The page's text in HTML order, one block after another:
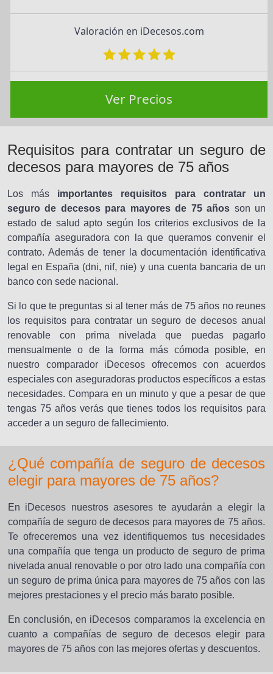
Valoración en iDecesos.com
Ver Precios
Requisitos para contratar un seguro de
decesos para mayores de 75 años
Los más importantes requisitos para contratar un
seguro de decesos para mayoresde 75 años son un
estado de salud apto según los criterios exclusivos de la
compañía aseguradora con la que queramos convenir el
contrato. Además de tener la documentación identificativa
legal en España (dni, nif, nie) y una cuenta bancaria de un
banco con sede nacional.
Si lo que te preguntas si al tener más de 75 años no reunes
los requisitos para contratar un seguro de decesos anual
renovable con prima nivelada que puedas pagarlo
mensualmente o de la forma más cómoda posible, en
nuestro comparador iDecesos ofrecemos con acuerdos
especiales con aseguradoras productos específicos a estas
necesidades. Compara en un minuto y que a pesar de que
tengas 75 años verás que tienes todos los requisitos para
acceder a un seguro de fallecimiento.
¿Qué compañía de seguro de decesos
elegir para mayores de 75 años?
En iDecesos nuestros asesores te ayudarán a elegir la
compañía de seguro de decesos para mayores de 75 años.
Te ofreceremos una vez identifiquemos tus necesidades
una compañía que tenga un producto de seguro de prima
nivelada anual renovable o por otro lado una compañía con
un seguro de prima única para mayores de 75 años con las
mejores prestaciones y el precio más barato posible.
En conclusión, en iDecesos comparamos la excelencia en
cuanto a compañías de seguro de decesos elegir para
mayores de 75 años con las mejores ofertas y descuentos.